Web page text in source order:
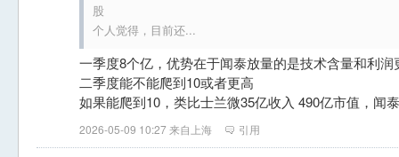
股
个人觉得，目前还...
一季度8个亿，优势在于闻泰放量的是技术含量和利
二季度能不能爬到10或者更高
如果能爬到10，类比士兰微35亿收入 490亿市值，闻
2026-05-09 10:27 来自上海 引用